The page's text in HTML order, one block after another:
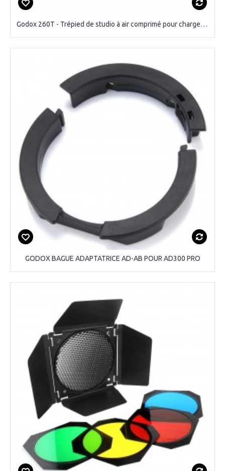
Godox 260T - Trépied de studio à air comprimé pour charges lourdes
GODOX BAGUE ADAPTATRICE AD-AB POUR AD300 PRO